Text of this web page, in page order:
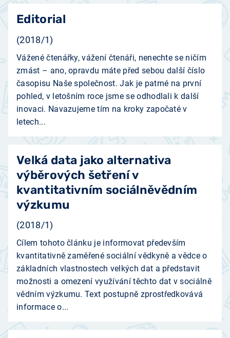
Editorial
(2018/1)
Vážené čtenářky, vážení čtenáři, nenechte se ničím
zmást – ano, opravdu máte před sebou další číslo
časopisu Naše společnost. Jak je patrné na první
pohled, v letošním roce jsme se odhodlali k další
inovaci. Navazujeme tím na kroky započaté v
letech...
Velká data jako alternativa
výběrových šetření v
kvantitativním sociálněvědním
výzkumu
(2018/1)
Cílem tohoto článku je informovat především
kvantitativně zaměřené sociální vědkyně a vědce o
základních vlastnostech velkých dat a představit
možnosti a omezení využívání těchto dat v sociálně
vědním výzkumu. Text postupně zprostředkovává
informace o...